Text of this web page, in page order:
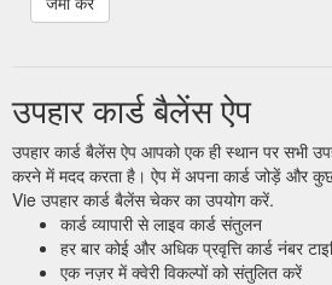
उपहार कार्ड बैलेंस ऐप
उपहार कार्ड बैलेंस ऐप आपको एक ही स्थान पर सभी
करने में मदद करता है। ऐप में अपना कार्ड जोड़ें और
Vie उपहार कार्ड बैलेंस चेकर का उपयोग करें.
कार्ड व्यापारी से लाइव कार्ड संतुलन
हर बार कोई और अधिक प्रवृत्ति कार्ड नंबर
एक नज़र में क्वेरी विकल्पों को संतुलित करें